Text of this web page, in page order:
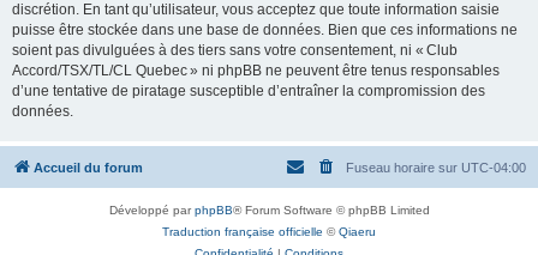
discrétion. En tant qu’utilisateur, vous acceptez que toute information saisie
puisse être stockée dans une base de données. Bien que ces informations ne
soient pas divulguées à des tiers sans votre consentement, ni « Club
Accord/TSX/TL/CL Quebec » ni phpBB ne peuvent être tenus responsables
d’une tentative de piratage susceptible d’entraîner la compromission des
données.
Accueil du forum Fuseau horaire sur UTC-04:00
Développé parphpBB® Forum Software © phpBB Limited
Traduction française officielle ©Qiaeru